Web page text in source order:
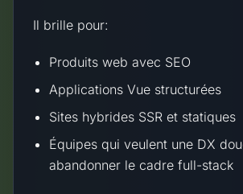
Il brille pour:
Produits web avec SEO
Applications Vue structurées
Sites hybrides SSR et statiques
Équipes qui veulent une DX
abandonner le cadre full-stack